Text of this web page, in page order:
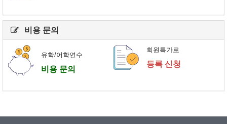
비용 문의
유학/어학연수
비용 문의
회원특가로
등록 신청